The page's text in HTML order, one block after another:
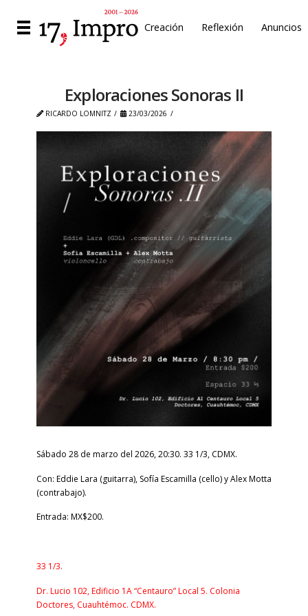
Creación Reflexión Anuncios
Exploraciones Sonoras II
RICARDO LOMNITZ 23/03/2026
Sábado 28 de marzo del 2026, 20:30. 33 1/3, CDMX.
Con: Eddie Lara (guitarra), Sofía Escamilla (cello) y AlexMotta
(contrabajo).
Entrada: MX$200.
33 1/3.
Dr. Lucio 102, Edificio 1A “Centauro” Local 5. Colonia
Doctores, Cuauhtémoc. CDMX.